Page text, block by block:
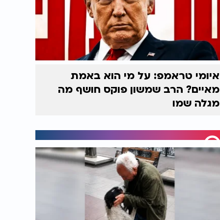
איומי טראמפ: על מי הוא באמת
מאיים? הרב שמשון פוקס חושף מה
מגלה שמו